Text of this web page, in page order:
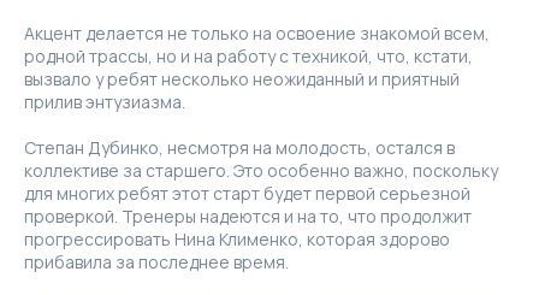
Акцент делается не только на освоение знакомой всем,
родной трассы, но и на работу с техникой, что, кстати,
вызвало у ребят несколько неожиданный и приятный
прилив энтузиазма.
Степан Дубинко, несмотря на молодость, остался в
коллективе за старшего. Это особенно важно, поскольку
для многих ребят этот старт будет первой серьезной
проверкой. Тренеры надеются и на то, что продолжит
прогрессировать Нина Клименко, которая здорово
прибавила за последнее время.